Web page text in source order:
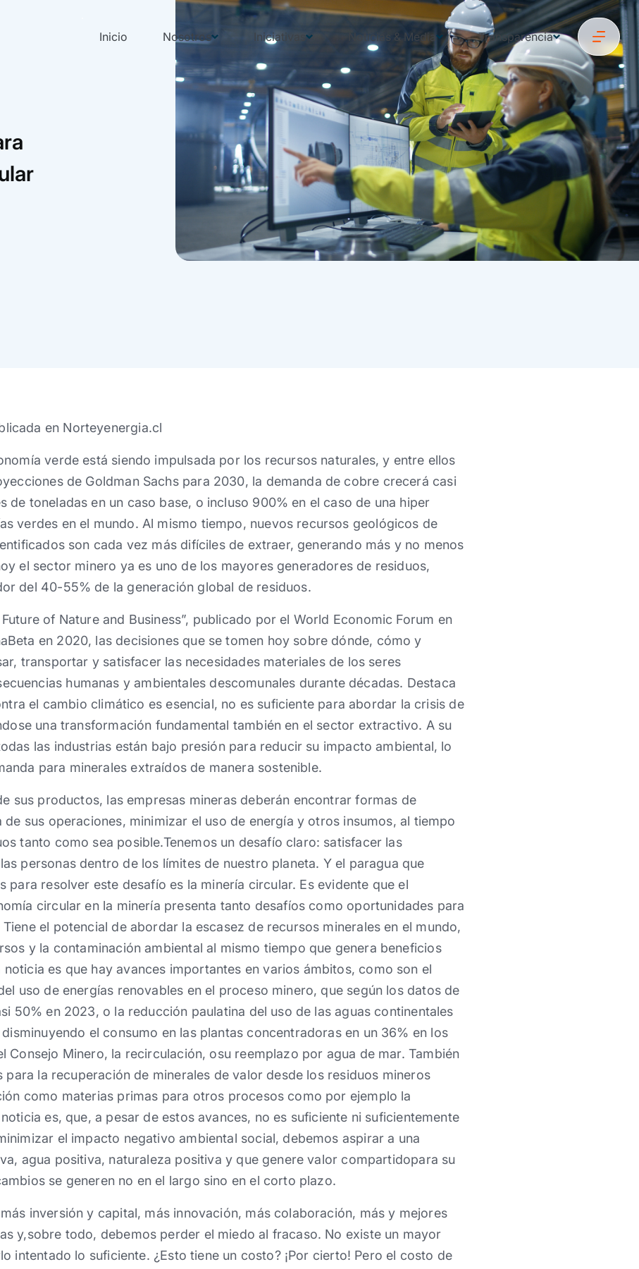
Inicio Nosotros Iniciativas Noticias & Media Transparencia
en Norteyenergia.cl
verde está siendo impulsada por los recursos naturales, y entre ellos
de Goldman Sachs para 2030, la demanda de cobre crecerá casi
de toneladas en un caso base, o incluso 900% en el caso de una hiper
verdes en el mundo. Al mismo tiempo, nuevos recursos geológicos de
son cada vez más difíciles de extraer, generando más y no menos
el sector minero ya es uno de los mayores generadores de residuos,
del 40-55% de la generación global de residuos.
of Nature and Business”, publicado por el World Economic Forum en
en 2020, las decisiones que se tomen hoy sobre dónde, cómo y
transportar y satisfacer las necesidades materiales de los seres
humanas y ambientales descomunales durante décadas. Destaca
el cambio climático es esencial, no es suficiente para abordar la crisis de
una transformación fundamental también en el sector extractivo. A su
las industrias están bajo presión para reducir su impacto ambiental, lo
para minerales extraídos de manera sostenible.
sus productos, las empresas mineras deberán encontrar formas de
de sus operaciones, minimizar el uso de energía y otros insumos, al tiempo
tanto como sea posible.Tenemos un desafío claro: satisfacer las
personas dentro de los límites de nuestro planeta. Y el paragua que
para resolver este desafío es la minería circular. Es evidente que el
circular en la minería presenta tanto desafíos como oportunidades para
el potencial de abordar la escasez de recursos minerales en el mundo,
y la contaminación ambiental al mismo tiempo que genera beneficios
noticia es que hay avances importantes en varios ámbitos, como son el
uso de energías renovables en el proceso minero, que según los datos de
50% en 2023, o la reducción paulatina del uso de las aguas continentales
el consumo en las plantas concentradoras en un 36% en los
Consejo Minero, la recirculación, osu reemplazo por agua de mar. También
para la recuperación de minerales de valor desde los residuos mineros
como materias primas para otros procesos como por ejemplo la
es, que, a pesar de estos avances, no es suficiente ni suficientemente
el impacto negativo ambiental social, debemos aspirar a una
agua positiva, naturaleza positiva y que genere valor compartidopara su
se generen no en el largo sino en el corto plazo.
inversión y capital, más innovación, más colaboración, más y mejores
y,sobre todo, debemos perder el miedo al fracaso. No existe un mayor
intentado lo suficiente. ¿Esto tiene un costo? ¡Por cierto! Pero el costo de